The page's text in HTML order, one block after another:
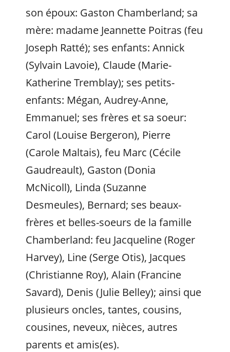
son époux: Gaston Chamberland; sa
mère: madame Jeannette Poitras (feu
Joseph Ratté); ses enfants: Annick
(Sylvain Lavoie), Claude (Marie-
Katherine Tremblay); ses petits-
enfants: Mégan, Audrey-Anne,
Emmanuel; ses frères et sa soeur:
Carol (Louise Bergeron), Pierre
(Carole Maltais), feu Marc (Cécile
Gaudreault), Gaston (Donia
McNicoll), Linda (Suzanne
Desmeules), Bernard; ses beaux-
frères et belles-soeurs de la famille
Chamberland: feu Jacqueline (Roger
Harvey), Line (Serge Otis), Jacques
(Christianne Roy), Alain (Francine
Savard), Denis (Julie Belley); ainsi que
plusieurs oncles, tantes, cousins,
cousines, neveux, nièces, autres
parents et amis(es).